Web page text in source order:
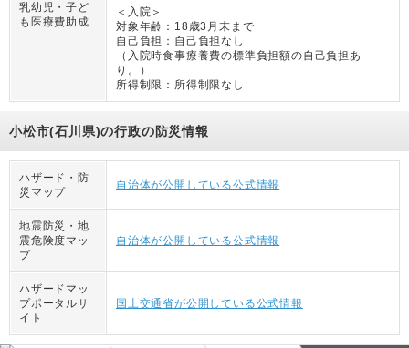
乳幼児・子ど
も医療費助成
＜入院＞
対象年齢： 18歳3月末まで
自己負担： 自己負担なし
（ 入院時食事療養費の標準負担額の自己負担あ
り。
）
所得制限： 所得制限なし
小松市(石川県)の行政の防災情報
ハザード・防
災マップ
自治体が公開している公式情報
地震防災・地
震危険度マッ
プ
自治体が公開している公式情報
ハザードマッ
プポータルサ
イト
国土交通省が公開している公式情報